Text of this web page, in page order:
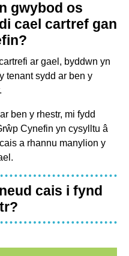
gwybod os
cael cartref gan
ar gael, byddwn yn
tenant sydd ar ben y
ben y rhestr, mi fydd
Cynefin yn cysylltu â
a rhannu manylion y
cais i fynd